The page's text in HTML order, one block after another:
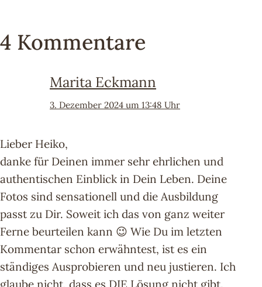
4 Kommentare
Marita Eckmann
3. Dezember 2024 um 13:48 Uhr
Lieber Heiko,
danke für Deinen immer sehr ehrlichen und
authentischen Einblick in Dein Leben. Deine
Fotos sind sensationell und die Ausbildung
passt zu Dir. Soweit ich das von ganz weiter
Ferne beurteilen kann 😉 Wie Du im letzten
Kommentar schon erwähntest, ist es ein
ständiges Ausprobieren und neu justieren. Ich
glaube nicht, dass es DIE Lösung nicht gibt.